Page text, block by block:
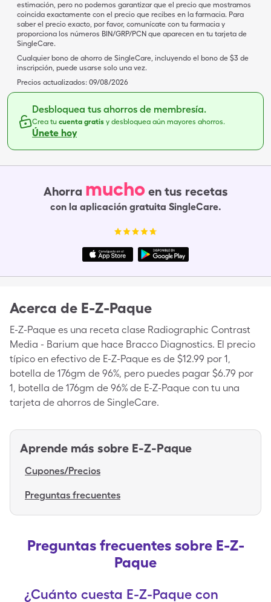
estimación, pero no podemos garantizar que el precio que mostramos
coincida exactamente con el precio que recibes en la farmacia. Para
saber el precio exacto, por favor, comunícate con tu farmacia y
proporciona los números BIN/GRP/PCN que aparecen en tu tarjeta de
SingleCare.
Cualquier bono de ahorro de SingleCare, incluyendo el bono de $3 de
inscripción, puede usarse solo una vez.
Precios actualizados: 09/08/2026
Desbloquea tus ahorros de membresía.
Crea tu cuenta gratis y desbloquea aún mayores ahorros.
Únete hoy
Ahorra mucho en tus recetas
con la aplicación gratuita SingleCare.
Acerca de E-Z-Paque
E-Z-Paque es una receta clase Radiographic Contrast
Media - Barium que hace Bracco Diagnostics. El precio
típico en efectivo de E-Z-Paque es de $12.99 por 1,
botella de 176gm de 96%, pero puedes pagar $6.79 por
1, botella de 176gm de 96% de E-Z-Paque con tu una
tarjeta de ahorros de SingleCare.
Aprende más sobre E-Z-Paque
Cupones/Precios
Preguntas frecuentes
Preguntas frecuentes sobre E-Z-
Paque
¿Cuánto cuesta E-Z-Paque con